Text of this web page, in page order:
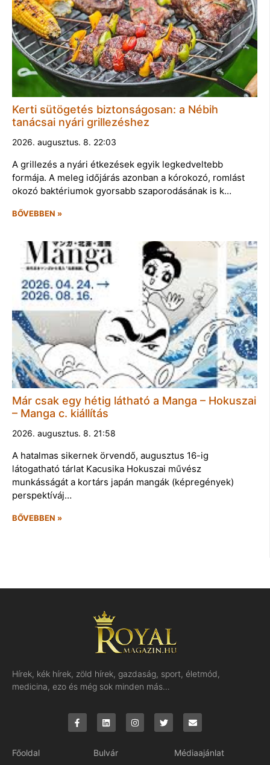
Kerti sütögetés biztonságosan: a Nébih
tanácsai nyári grillezéshez
2026. augusztus. 8. 22:03
A grillezés a nyári étkezések egyik legkedveltebb
formája. A meleg időjárás azonban a kórokozó, romlást
okozó baktériumok gyorsabb szaporodásának is k…
BŐVEBBEN »
Már csak egy hétig látható a Manga – Hokuszai
– Manga c. kiállítás
2026. augusztus. 8. 21:58
A hatalmas sikernek örvendő, augusztus 16-ig
látogatható tárlat Kacusika Hokuszai művész
munkásságát a kortárs japán mangák (képregények)
perspektíváj…
BŐVEBBEN »
Hírek, kék hírek, zöld hírek, gazdaság, sport, életmód,
medicina, ezo és még sok minden más…
Főoldal
Bulvár
Médiaajánlat